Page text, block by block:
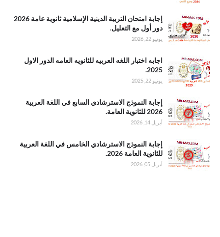
للثانوية العامة
.إجابة امتحان
التربية الدينية
الإسلامية
2026 دور أول
مع التعليل
إجابة امتحان التربية الدينية الإسلامية ثانوية عامة 2026
دور أول مع التعليل.
يونيو 22, 2026
.اجابه اختبار
اللغه العربيه
للثانويه العامه
الدور الاول
اجابه اختبار اللغه العربيه للثانويه العامه الدور الاول
2025.
يونيو 22, 2025
.إجابة النموذج
الاسترشادي
السابع في
اللغة العربية
2026 للثانوية
العامة
إجابة النموذج الاسترشادي السابع في اللغة العربية
2026 للثانوية العامة.
أبريل 14, 2026
. إجابة النموذج
الاسترشادي
الخامس في
اللغة العربية
إجابة النموذج الاسترشادي الخامس في اللغة العربية
للثانوية العامة 2026.
أبريل 05, 2026